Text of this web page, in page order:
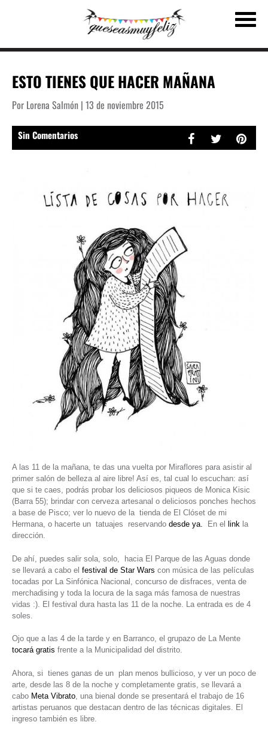
ESTO TIENES QUE HACER MAÑANA
Por Lorena Salmón | 13 de noviembre 2015
Sin Comentarios
A las 11 de la mañana, te das una vuelta por Miraflores para asistir al
primer salón de belleza al aire libre! Así es, tal cual lo escuchan: así
que si te caes, podrás probar los deliciosos piqueos de Monica Kisic
(Barra 55); brindar con cerveza artesanal o deliciosos ponches hechos
a base de Pisco; ver lo nuevo de la tienda de El Clóset de mi
Hermana, o hacerte un tatuajes reservando desde ya. En el link la
dirección.
De ahí, puedes salir sola, solo, hacia El Parque de las Aguas donde
se llevará a cabo el festival de Star Wars con música de las películas
tocadas por La Sinfónica Nacional, concurso de disfraces, venta de
merchadising y toda la locura de la saga más famosa de nuestras
vidas :). El festival dura hasta las 11 de la noche. La entrada es de 4
soles.
Ojo que a las 4 de la tarde y en Barranco, el grupazo de La Mente
tocará gratis frente a la Municipalidad del distrito.
Ahora, si tienes ganas de un plan menos bullicioso, y ver un poco de
arte, desde las 8 de la noche y completamente gratis, se llevará a
cabo Meta Vibrato , una bienal donde se presentará el trabajo de 16
artistas peruanos que destacan dentro de las técnicas digitales. El
ingreso también es libre.